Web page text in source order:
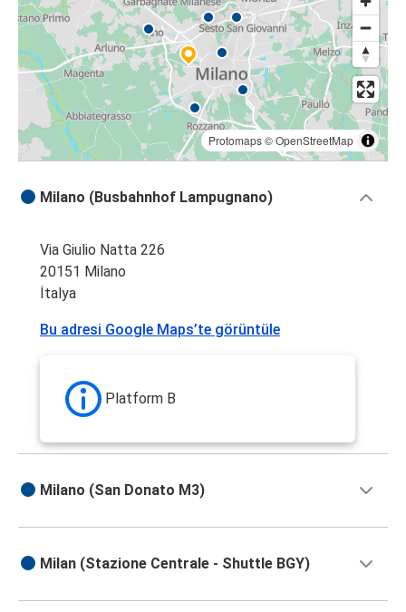
Protomaps©OpenStreetMap
Milano (Busbahnhof Lampugnano)
Via Giulio Natta 226
20151 Milano
İtalya
Bu adresi Google Maps’te görüntüle
Platform B
Milano (San Donato M3)
Milan (Stazione Centrale - Shuttle BGY)